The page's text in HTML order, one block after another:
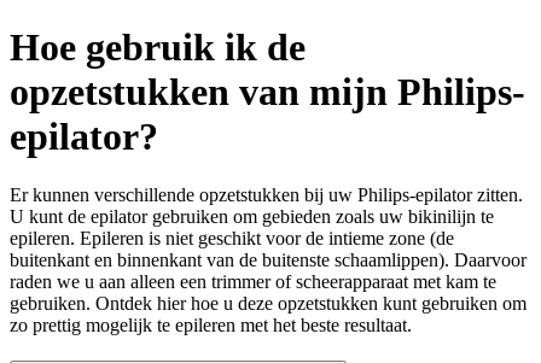
Hoe gebruik ik de
opzetstukken van mijn Philips-
epilator?
Er kunnen verschillende opzetstukken bij uw Philips-epilator zitten.
U kunt de epilator gebruiken om gebieden zoals uw bikinilijn te
epileren. Epileren is niet geschikt voor de intieme zone (de
buitenkant en binnenkant van de buitenste schaamlippen). Daarvoor
raden we u aan alleen een trimmer of scheerapparaat met kam te
gebruiken. Ontdek hier hoe u deze opzetstukken kunt gebruiken om
zo prettig mogelijk te epileren met het beste resultaat.